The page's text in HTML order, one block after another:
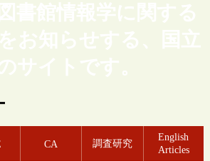
書館情報学に関する
お知らせする、国立
サイトです。
CA 調査研究
English
Articles